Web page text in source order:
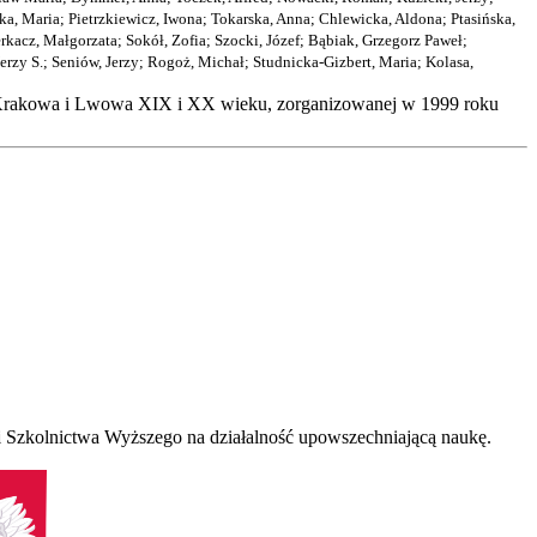
Maria; Pietrzkiewicz, Iwona; Tokarska, Anna; Chlewicka, Aldona; Ptasińska,
Małgorzata; Sokół, Zofia; Szocki, Józef; Bąbiak, Grzegorz Paweł;
S.; Seniów, Jerzy; Rogoż, Michał; Studnicka-Gizbert, Maria; Kolasa,
i Lwowa XIX i XX wieku, zorganizowanej w 1999 roku
Wyższego na działalność upowszechniającą naukę.